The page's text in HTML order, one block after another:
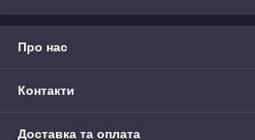
Про нас
Контакти
Доставка та оплата